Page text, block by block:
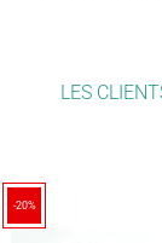
LES
-20%